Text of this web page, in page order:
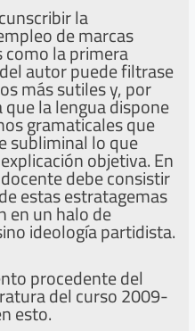
la
de marcas
la primera
autor puede filtrase
más sutiles y, por
la lengua dispone
gramaticales que
subliminal lo que
objetiva. En
debe consistir
estas estratagemas
en un halo de
ideología partidista.
procedente del
del curso 2009-
esto.